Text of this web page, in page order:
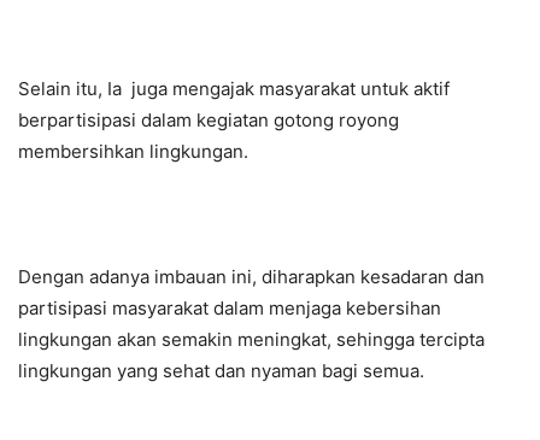
Selain itu, Ia juga mengajak masyarakat untuk aktif
berpartisipasi dalam kegiatan gotong royong
membersihkan lingkungan.
Dengan adanya imbauan ini, diharapkan kesadaran dan
partisipasi masyarakat dalam menjaga kebersihan
lingkungan akan semakin meningkat, sehingga tercipta
lingkungan yang sehat dan nyaman bagi semua.